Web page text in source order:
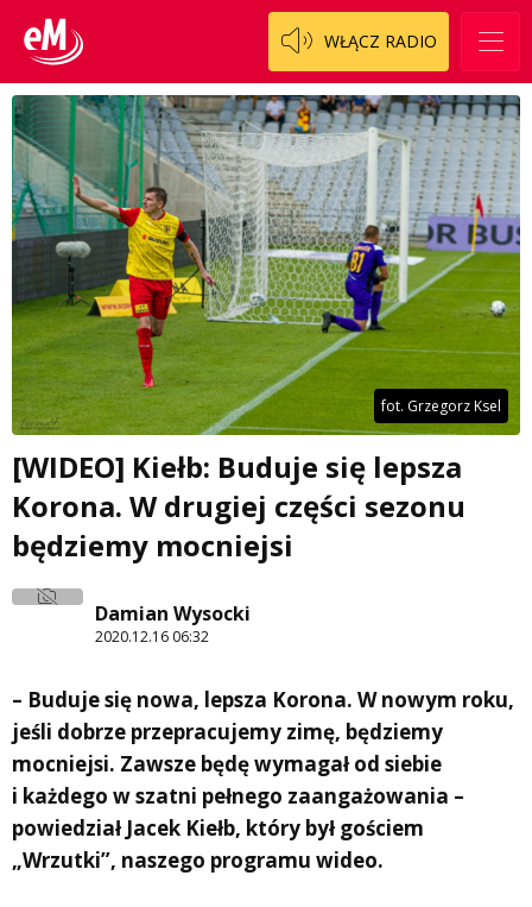
WŁĄCZ RADIO
fot. Grzegorz Ksel
[WIDEO] Kiełb: Buduje się lepsza
Korona. W drugiej części sezonu
będziemy mocniejsi
Damian Wysocki
2020.12.16 06:32
– Buduje się nowa, lepsza Korona. W nowym roku,
jeśli dobrze przepracujemy zimę, będziemy
mocniejsi. Zawsze będę wymagał od siebie
i każdego w szatni pełnego zaangażowania –
powiedział Jacek Kiełb, który był gościem
„Wrzutki”, naszego programu wideo.